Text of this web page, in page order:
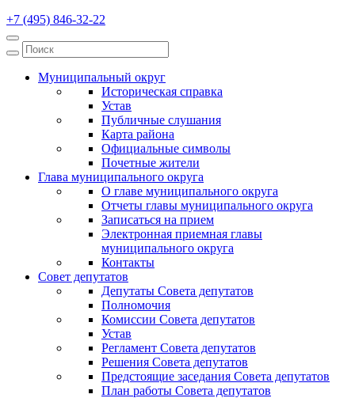
+7 (495) 846-32-22
Муниципальный округ
Историческая справка
Устав
Публичные слушания
Карта района
Официальные символы
Почетные жители
Глава муниципального округа
О главе муниципального округа
Отчеты главы муниципального округа
Записаться на прием
Электронная приемная главы
муниципального округа
Контакты
Совет депутатов
Депутаты Совета депутатов
Полномочия
Комиссии Совета депутатов
Устав
Регламент Совета депутатов
Решения Совета депутатов
Предстоящие заседания Совета депутатов
План работы Совета депутатов